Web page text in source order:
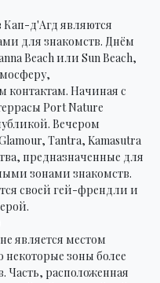
Кап-д'Агд являются
для знакомств. Днём
Beach или Sun Beach,
контактам. Начиная с
Port Nature
Вечером
Tantra, Kamasutra
предназначенные для
зонами знакомств.
своей гей-френдли и
является местом
зоны более
Часть, расположенная